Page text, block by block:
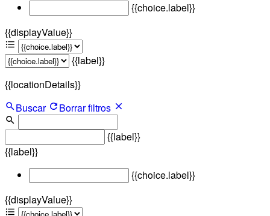
{{choice.label}}
{{displayValue}}
{{label}}
{{locationDetails}}
Buscar
Borrar filtros
{{label}}
{{label}}
{{choice.label}}
{{displayValue}}